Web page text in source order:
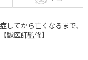
てから亡くなるまで、
獣医師監修】